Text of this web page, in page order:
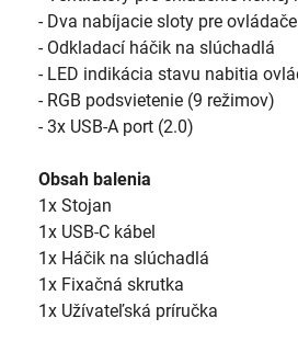
- Dva nabíjacie sloty pre ovládače
- Odkladací háčik na slúchadlá
- LED indikácia stavu nabitia
- RGB podsvietenie (9 režimov)
- 3x USB-A port (2.0)
Obsah balenia
1x Stojan
1x USB-C kábel
1x Háčik na slúchadlá
1x Fixačná skrutka
1x Užívateľská príručka